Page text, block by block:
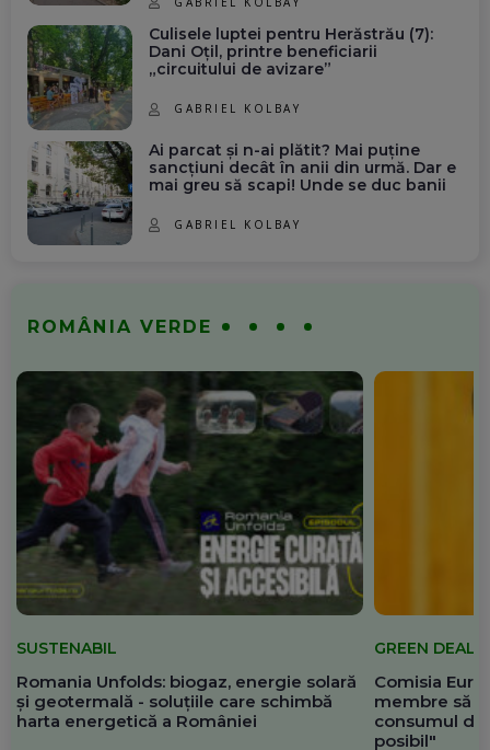
Culisele luptei pentru Herăstrău (7):
Dani Oțil, printre beneficiarii
„circuitului de avizare”
GABRIEL KOLBAY
Ai parcat și n-ai plătit? Mai puține
sancțiuni decât în anii din urmă. Dar e
mai greu să scapi! Unde se duc banii
GABRIEL KOLBAY
ROMÂNIA VERDE
SUSTENABIL
Romania Unfolds: biogaz, energie solară
și geotermală - soluțiile care schimbă
harta energetică a României
GREEN DEAL
Comisia
membre să
consumul de
posibil"